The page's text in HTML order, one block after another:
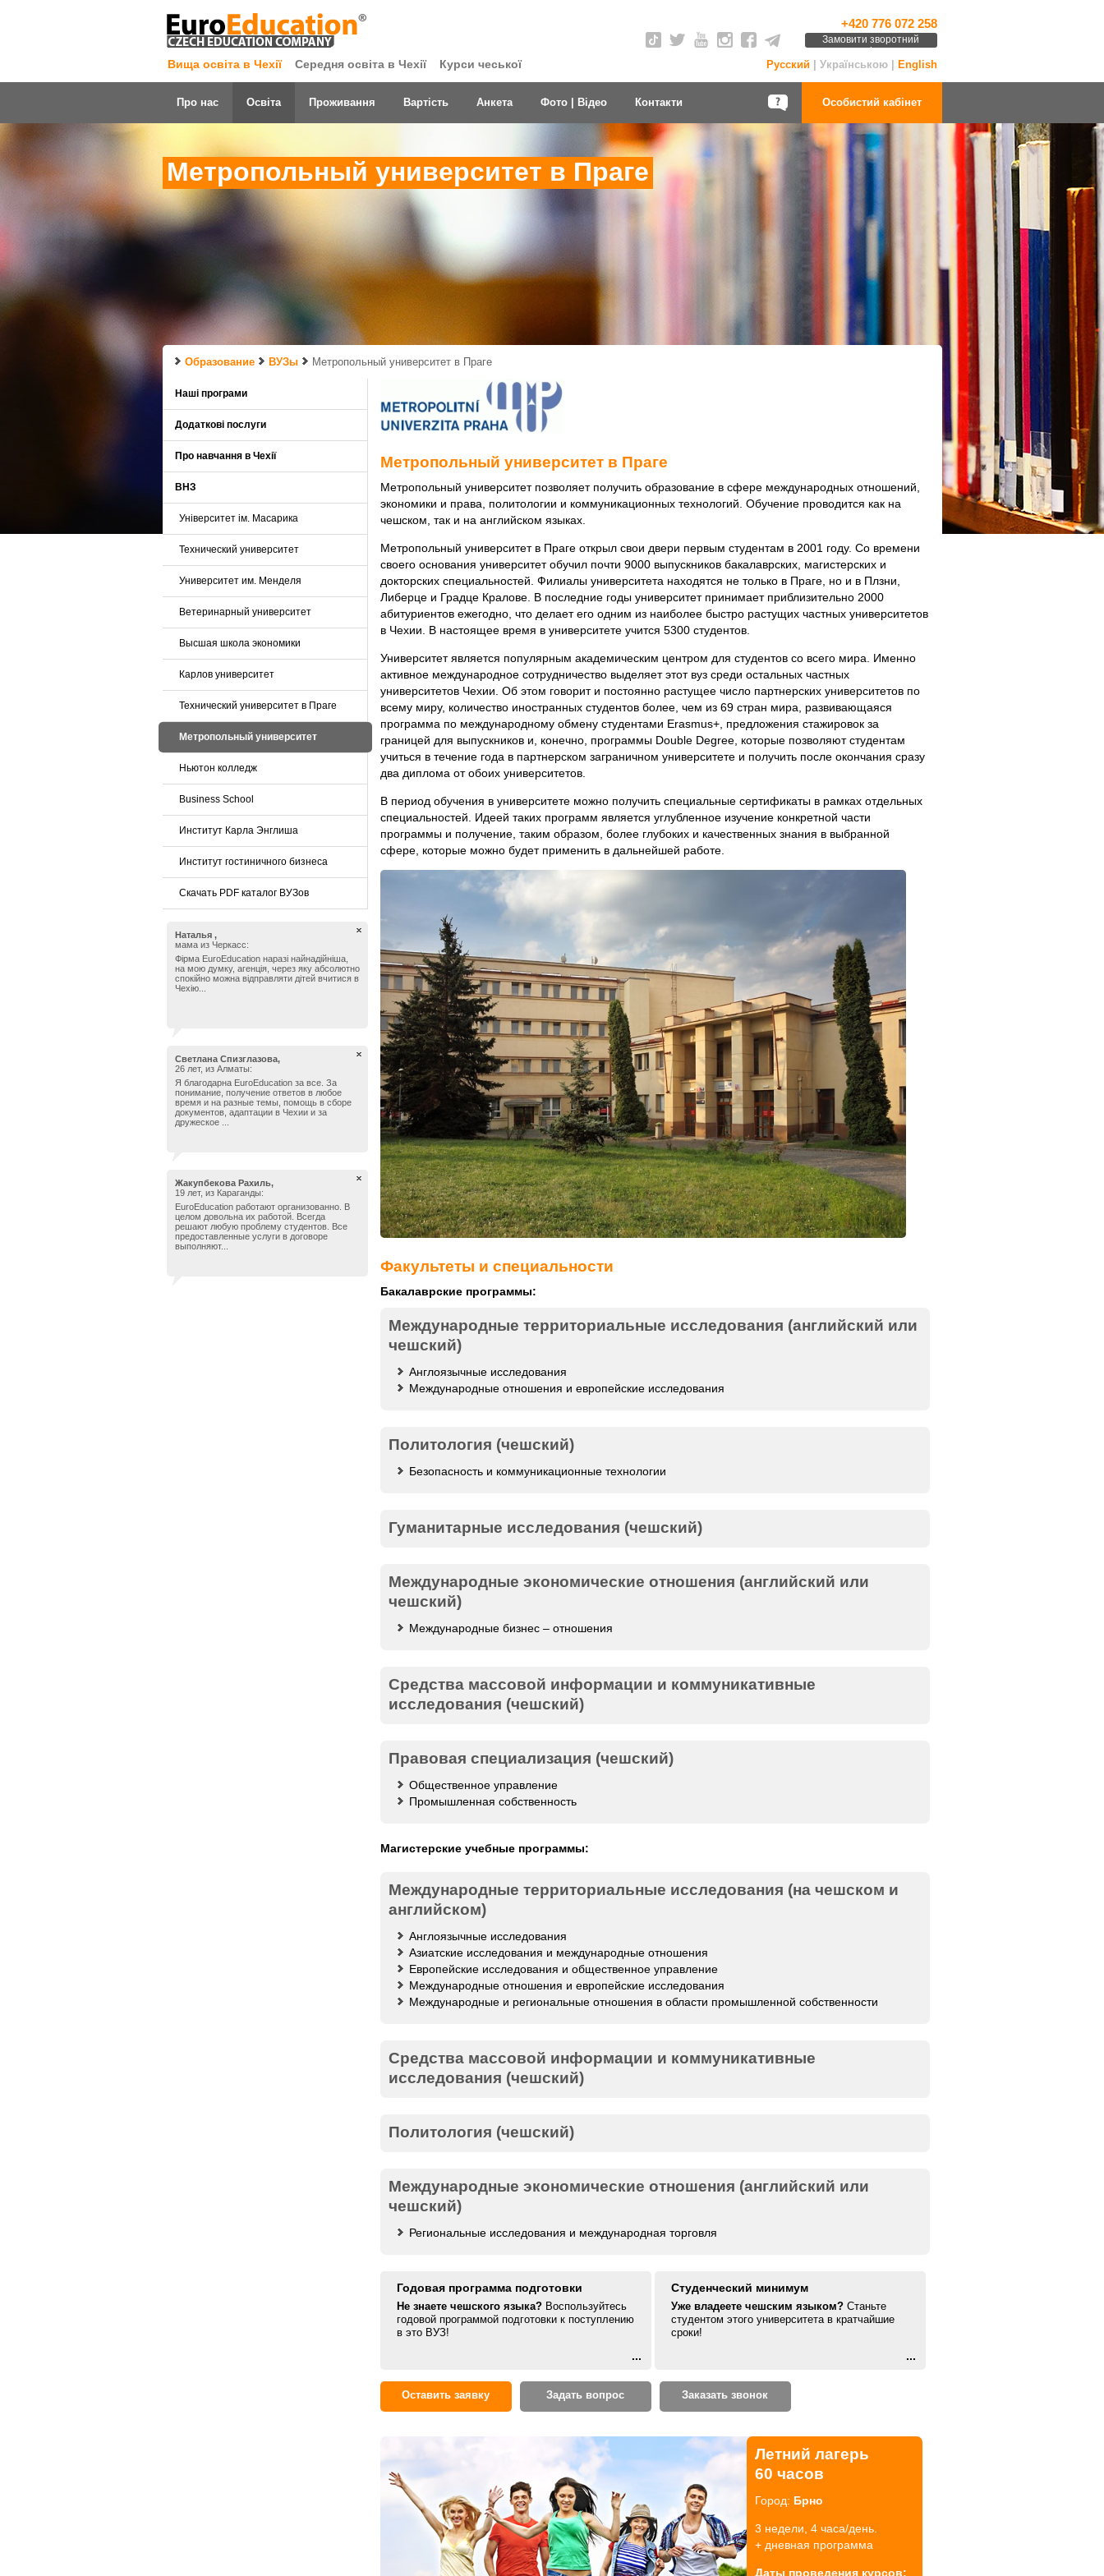
Вища освіта в Чехії Середня освіта в Чехії Курси чеської
+420 776 072 258
Замовити зворотний
дзвінок
Русский| Українською | English
Про нас Освіта Проживання Вартість Анкета Фото | Відео Контакти Особистий кабінет
Метропольный университет в Праге
Образование ВУЗы Метропольный университет в Праге
Наші програми
Додаткові послуги
Про навчання в Чехії
ВНЗ
Університет ім. Масарика
Технический университет
Университет им. Менделя
Ветеринарный университет
Высшая школа экономики
Карлов университет
Технический университет в Праге
Метропольный университет
Ньютон колледж
Business School
Институт Карла Энглиша
Институт гостиничного бизнеса
Скачать PDF каталог ВУЗов
Наталья ,
мама из Черкасс:
Фірма EuroEducation наразі найнадійніша,
на мою думку, агенція, через яку абсолютно
спокійно можна відправляти дітей вчитися в
Чехію...
Светлана Спизглазова,
26 лет, из Алматы:
Я благодарна EuroEducation за все. За
понимание, получение ответов в любое
время и на разные темы, помощь в сборе
документов, адаптации в Чехии и за
дружеское ...
Жакупбекова Рахиль,
19 лет, из Караганды:
EuroEducation работают организованно. В
целом довольна их работой. Всегда
решают любую проблему студентов. Все
предоставленные услуги в договоре
выполняют...
Метропольный университет в Праге
Метропольный университет позволяет получить образование в сфере международных отношений,
экономики и права, политологии и коммуникационных технологий. Обучение проводится как на
чешском, так и на английском языках.
Метропольный университет в Праге открыл свои двери первым студентам в 2001 году. Со времени
своего основания университет обучил почти 9000 выпускников бакалаврских, магистерских и
докторских специальностей. Филиалы университета находятся не только в Праге, но и в Плзни,
Либерце и Градце Кралове. В последние годы университет принимает приблизительно 2000
абитуриентов ежегодно, что делает его одним из наиболее быстро растущих частных университетов
в Чехии. В настоящее время в университете учится 5300 студентов.
Университет является популярным академическим центром для студентов со всего мира. Именно
активное международное сотрудничество выделяет этот вуз среди остальных частных
университетов Чехии. Об этом говорит и постоянно растущее число партнерских университетов по
всему миру, количество иностранных студентов более, чем из 69 стран мира, развивающаяся
программа по международному обмену студентами Erasmus+, предложения стажировок за
границей для выпускников и, конечно, программы Double Degree, которые позволяют студентам
учиться в течение года в партнерском заграничном университете и получить после окончания сразу
два диплома от обоих университетов.
В период обучения в университете можно получить специальные сертификаты в рамках отдельных
специальностей. Идеей таких программ является углубленное изучение конкретной части
программы и получение, таким образом, более глубоких и качественных знания в выбранной
сфере, которые можно будет применить в дальнейшей работе.
Факультеты и специальности
Бакалаврские программы:
Международные территориальные исследования (английский или
чешский)
Англоязычные исследования
Международные отношения и европейские исследования
Политология (чешский)
Безопасность и коммуникационные технологии
Гуманитарные исследования (чешский)
Международные экономические отношения (английский или
чешский)
Международные бизнес – отношения
Средства массовой информации и коммуникативные
исследования (чешский)
Правовая специализация (чешский)
Общественное управление
Промышленная собственность
Магистерские учебные программы:
Международные территориальные исследования (на чешском и
английском)
Англоязычные исследования
Азиатские исследования и международные отношения
Европейские исследования и общественное управление
Международные отношения и европейские исследования
Международные и региональные отношения в области промышленной собственности
Средства массовой информации и коммуникативные
исследования (чешский)
Политология (чешский)
Международные экономические отношения (английский или
чешский)
Региональные исследования и международная торговля
Годовая программа подготовки
Не знаете чешского языка?Воспользуйтесь
годовой программой подготовки к поступлению
в это ВУЗ!
...
Студенческий минимум
Уже владеете чешским языком?Станьте
студентом этого университета в кратчайшие
сроки!
...
Оставить заявку Задать вопрос Заказать звонок
Летний лагерь
60 часов
Город: Брно
3 недели, 4 часа/день.
+ дневная программа
Даты проведения курсов: